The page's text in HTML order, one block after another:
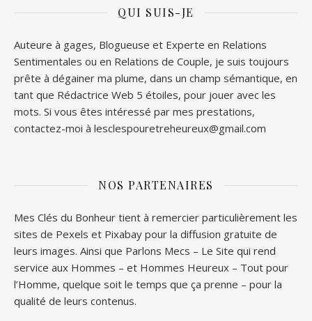
QUI SUIS-JE
Auteure à gages, Blogueuse et Experte en Relations
Sentimentales ou en Relations de Couple, je suis toujours
prête à dégainer ma plume, dans un champ sémantique, en
tant que Rédactrice Web 5 étoiles, pour jouer avec les
mots. Si vous êtes intéressé par mes prestations,
contactez-moi à lesclespouretreheureux@gmail.com
NOS PARTENAIRES
Mes Clés du Bonheur tient à remercier particulièrement les
sites de Pexels et Pixabay pour la diffusion gratuite de
leurs images. Ainsi que Parlons Mecs – Le Site qui rend
service aux Hommes – et Hommes Heureux – Tout pour
l’Homme, quelque soit le temps que ça prenne – pour la
qualité de leurs contenus.